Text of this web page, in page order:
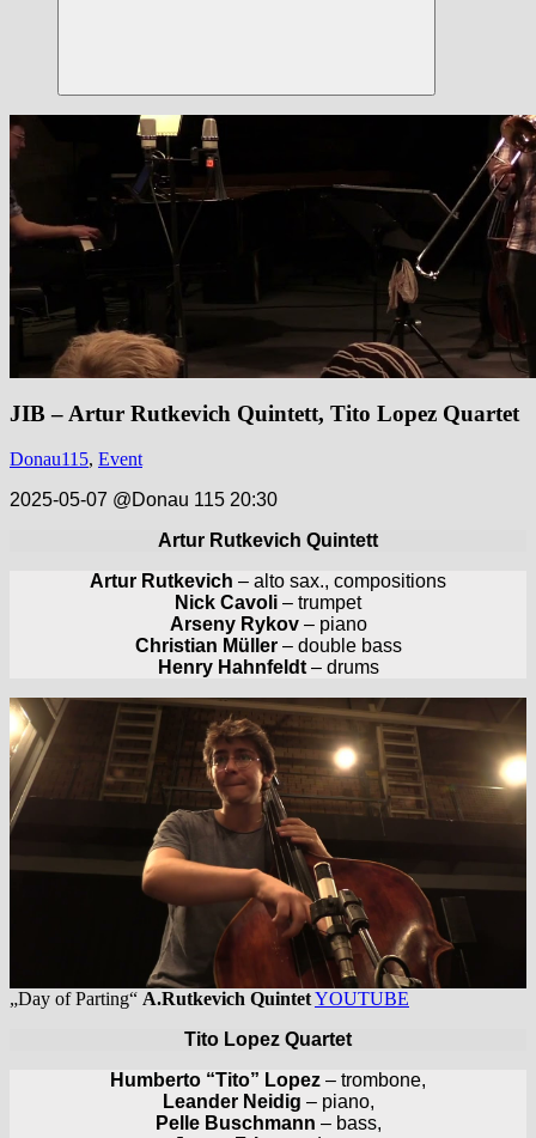
Suchen
JIB – Artur Rutkevich Quintett, Tito Lopez Quartet
Donau115, Event
2025-05-07 @Donau 115 20:30
Artur Rutkevich Quintett
Artur Rutkevich – alto sax., compositions
Nick Cavoli – trumpet
Arseny Rykov– piano
Christian Müller– double bass
Henry Hahnfeldt– drums
„Day of Parting“ A.Rutkevich QuintetYOUTUBE
Tito Lopez Quartet
Humberto “Tito” Lopez – trombone,
Leander Neidig – piano,
Pelle Buschmann – bass,